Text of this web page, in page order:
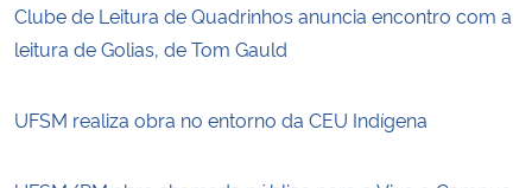
Clube de Leitura de Quadrinhos anuncia encontro com a
leitura de Golias, de Tom Gauld
UFSM realiza obra no entorno da CEU Indígena